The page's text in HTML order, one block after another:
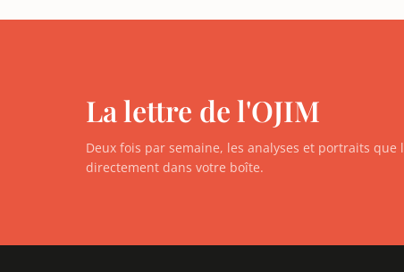
La lettre de l'OJIM
Deux fois par semaine, les analyses et portraits
directement dans votre boîte.